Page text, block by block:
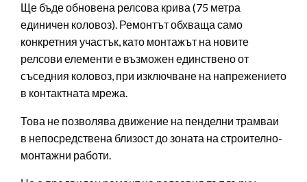
Ще бъде обновена релсова крива (75 метра
единичен коловоз). Ремонтът обхваща само
конкретния участък, като монтажът на новите
релсови елементи е възможен единствено от
съседния коловоз, при изключване на напрежението
в контактната мрежа.
Това не позволява движение на пенделни трамваи
в непосредствена близост до зоната на строително-
монтажни работи.